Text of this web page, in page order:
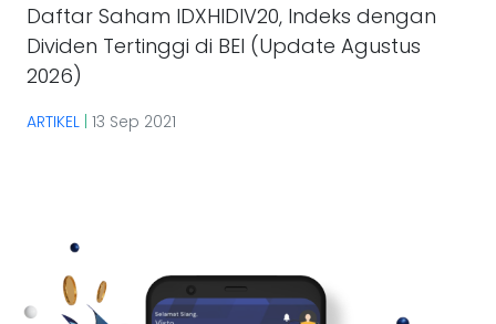
Daftar Saham IDXHIDIV20, Indeks dengan
Dividen Tertinggi di BEI (Update Agustus
2026)
ARTIKEL | 13 Sep 2021